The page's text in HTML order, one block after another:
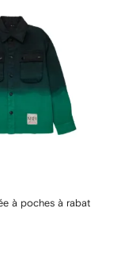
à poches à rabat